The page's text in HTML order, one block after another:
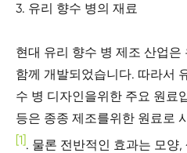
3. 유리 향수 병의 재료
현대 유리 향수 병 제조 산업
함께 개발되었습니다. 따라서
수 병 디자인을위한 주요 원료
등은 종종 제조를위한 원료로
[1]. 물론 전반적인 효과는 모양